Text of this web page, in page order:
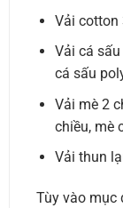
Vải cotton
Vải cá
cá sấu
Vải mè 2
chiều, mè
Vải thun
Tùy vào mục